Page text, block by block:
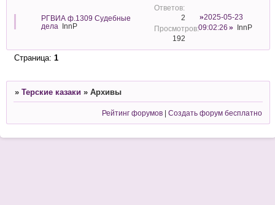
РГВИА ф.1309 Судебные
дела
InnP
2
192
2025-05-23
09:02:26
InnP
Страница: 1
» Терские казаки » Архивы
Рейтинг форумов |Создать форум бесплатно